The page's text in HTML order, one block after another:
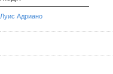
Луис Адриано